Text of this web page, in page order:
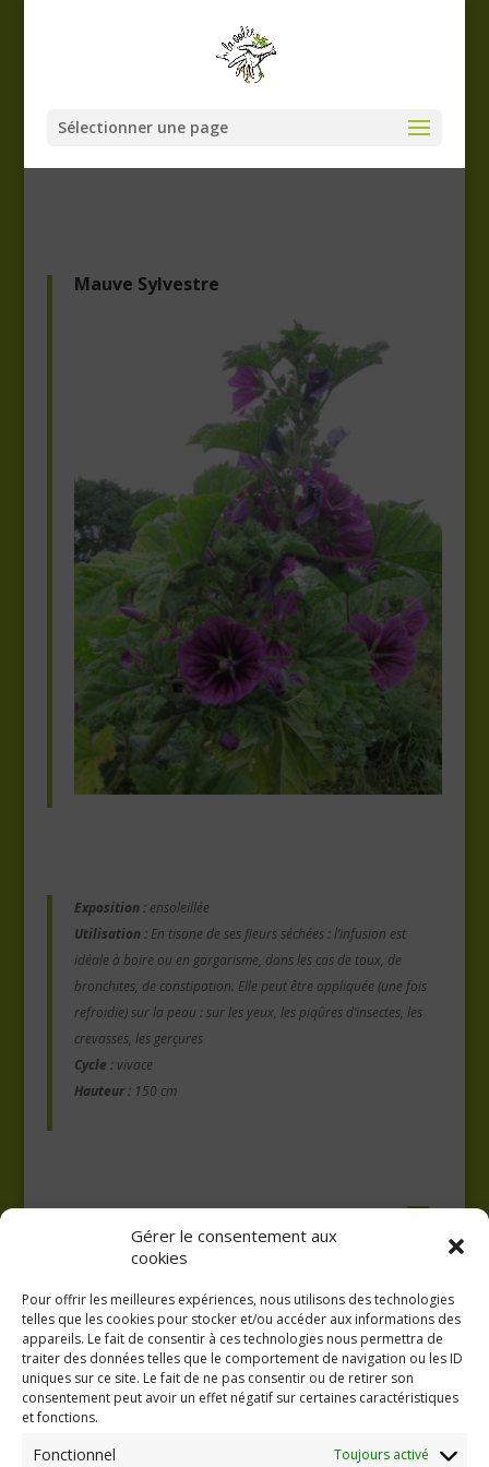
Gérer le consentement aux
cookies
Pour offrir les meilleures expériences, nous utilisons des technologies
telles que les cookies pour stocker et/ou accéder aux informations des
appareils. Le fait de consentir à ces technologies nous permettra de
traiter des données telles que le comportement de navigation ou les ID
uniques sur ce site. Le fait de ne pas consentir ou de retirer son
consentement peut avoir un effet négatif sur certaines caractéristiques
et fonctions.
Fonctionnel Toujours activé
Sélectionner une page
Mauve Sylvestre
Exposition :ensoleillée
Utilisation :En tisane de ses fleurs séchées : l’infusion est
idéale à boire ou en gargarisme, dans les cas de toux, de
bronchites, de constipation. Elle peut être appliquée (une fois
refroidie) sur la peau : sur les yeux, les piqûres d’insectes, les
crevasses, les gerçures
Cycle :vivace
Hauteur :150 cm
GAEC A la volée
Kergreach - Loperhet
06 65 62 84 25